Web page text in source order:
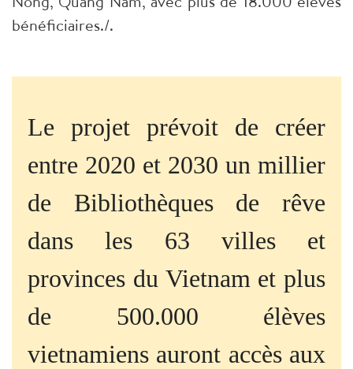
bénéficiaires./.
Le projet prévoit de créer
entre 2020 et 2030 un millier
de Bibliothèques de rêve
dans les 63 villes et
provinces du Vietnam et plus
de 500.000 élèves
vietnamiens auront accès aux